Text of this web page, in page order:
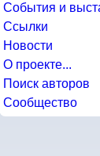
События и
Ссылки
Новости
О проекте...
Поиск авторов
Сообщество